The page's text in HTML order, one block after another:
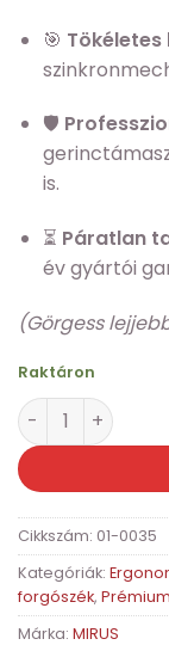
🎯
🛡️
is.
⏳ Páratlan
év gyártói
(Görgess
Raktáron
MIRUS Budget
Cikkszám: 01-0035
Kategóriák:
forgószék,
Márka: MIRUS